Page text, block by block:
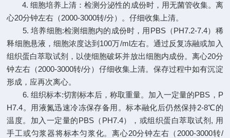
4. 细胞培养上清：检测分泌性的成份时，用无菌管收集。离
心20分钟左右（2000-3000转/分）。仔细收集上清。
5. 培养细胞:检测细胞内的成份时，用PBS（PH7.2-7.4）稀
释细胞悬液，细胞浓度达到100万/ml左右。通过反复冻融或加入
组织蛋白萃取试剂，以使细胞破坏并放出细胞内成份。离心20分
钟左右（2000-3000转/分）仔细收集上清。保存过程中如有沉淀
形成，应再次离心。
6. 组织标本:切割标本后，称取重量。加入一定量的PBS，P
H7.4。用液氮迅速冷冻保存备用。标本融化后仍然保持2-8℃的
温度。加入一定量的PBS（PH7.4），或组织蛋白萃取试剂, 用
手工或匀浆器将标本匀浆化。离心20分钟左右（2000-3000转/